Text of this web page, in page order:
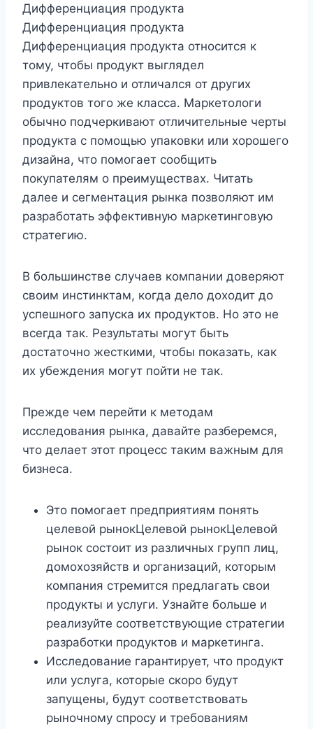
Дифференциация продукта
Дифференциация продукта
Дифференциация продукта относится к
тому, чтобы продукт выглядел
привлекательно и отличался от других
продуктов того же класса. Маркетологи
обычно подчеркивают отличительные черты
продукта с помощью упаковки или хорошего
дизайна, что помогает сообщить
покупателям о преимуществах. Читать
далее и сегментация рынка позволяют им
разработать эффективную маркетинговую
стратегию.
В большинстве случаев компании доверяют
своим инстинктам, когда дело доходит до
успешного запуска их продуктов. Но это не
всегда так. Результаты могут быть
достаточно жесткими, чтобы показать, как
их убеждения могут пойти не так.
Прежде чем перейти к методам
исследования рынка, давайте разберемся,
что делает этот процесс таким важным для
бизнеса.
Это помогает предприятиям понять
целевой рынокЦелевой рынокЦелевой
рынок состоит из различных групп лиц,
домохозяйств и организаций, которым
компания стремится предлагать свои
продукты и услуги. Узнайте больше и
реализуйте соответствующие стратегии
разработки продуктов и маркетинга.
Исследование гарантирует, что продукт
или услуга, которые скоро будут
запущены, будут соответствовать
рыночному спросу и требованиям